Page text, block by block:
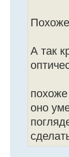
А так
оно